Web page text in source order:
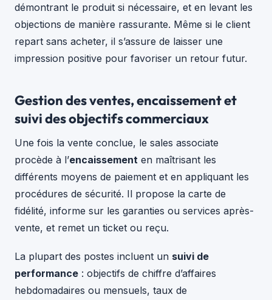
démontrant le produit si nécessaire, et en levant les
objections de manière rassurante. Même si le client
repart sans acheter, il s’assure de laisser une
impression positive pour favoriser un retour futur.
Gestion des ventes, encaissement et
suivi des objectifs commerciaux
Une fois la vente conclue, le sales associate
procède à l’encaissement en maîtrisant les
différents moyens de paiement et en appliquant les
procédures de sécurité. Il propose la carte de
fidélité, informe sur les garanties ou services après-
vente, et remet un ticket ou reçu.
La plupart des postes incluent un suivi de
performance : objectifs de chiffre d’affaires
hebdomadaires ou mensuels, taux de